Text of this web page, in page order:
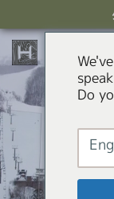
す
る宿泊
グリーンシー
ホテル
レストラン
アクティ
Do